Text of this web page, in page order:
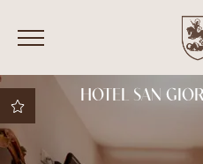
HOTEL SAN